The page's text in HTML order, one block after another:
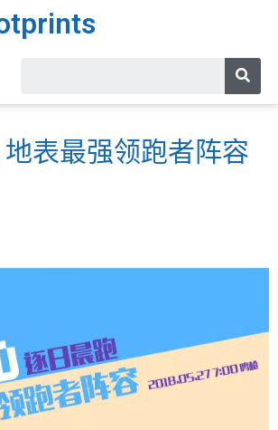
表最强领跑者阵容